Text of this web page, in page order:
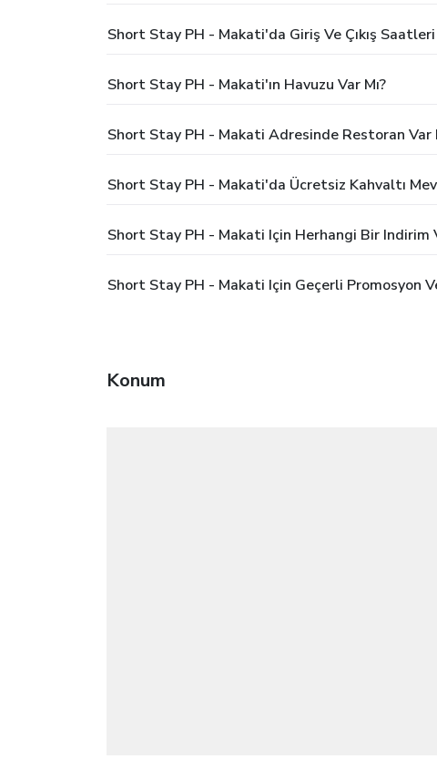
Short Stay PH - Makati'da Giriş Ve Çıkış
Short Stay PH - Makati'ın Havuzu Var Mı?
Short Stay PH - Makati Adresinde Restoran Var
Short Stay PH - Makati'da Ücretsiz Kahvaltı
Short Stay PH - Makati Için Herhangi Bir Indirim
Short Stay PH - Makati Için Geçerli Promosyon
Konum